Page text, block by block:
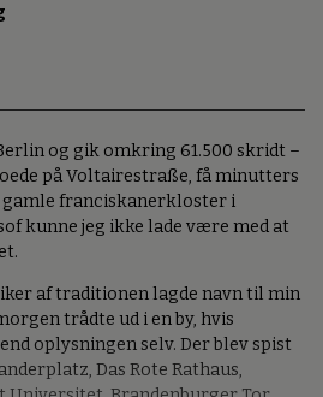
og gik omkring 61.500 skridt –
på Voltairestraße, få minutters
gamle franciskanerkloster i
kunne jeg ikke lade være med at
af traditionen lagde navn til min
trådte ud i en by, hvis
oplysningen selv. Der blev spist
Das Rote Rathaus,